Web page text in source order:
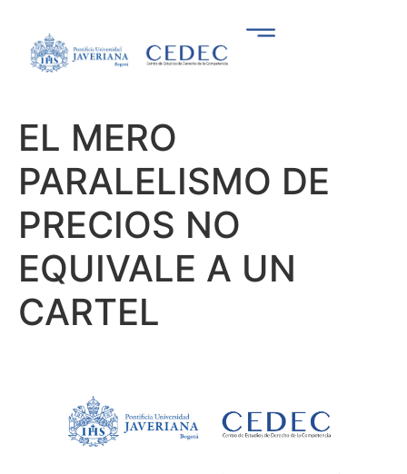
EL MERO
PARALELISMO DE
PRECIOS NO
EQUIVALE A UN
CARTEL